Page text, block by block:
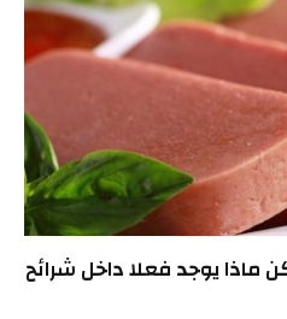
يوجد فعلا داخل شرائح